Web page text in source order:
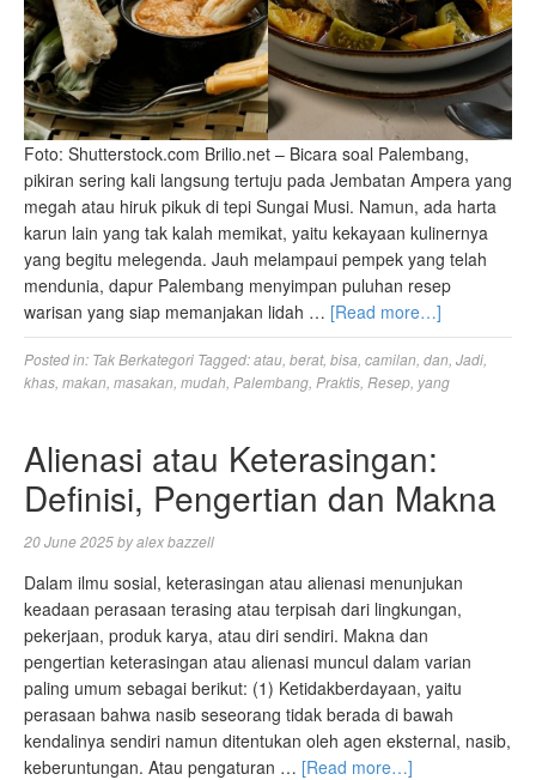
Foto: Shutterstock.com Brilio.net – Bicara soal Palembang,
pikiran sering kali langsung tertuju pada Jembatan Ampera yang
megah atau hiruk pikuk di tepi Sungai Musi. Namun, ada harta
karun lain yang tak kalah memikat, yaitu kekayaan kulinernya
yang begitu melegenda. Jauh melampaui pempek yang telah
mendunia, dapur Palembang menyimpan puluhan resep
warisan yang siap memanjakan lidah … [Read more…]
Posted in: Tak Berkategori Tagged:atau berat, bisa camilan dan Jadi
khas makan masakan mudah Palembang Praktis Resep yang
Alienasi atau Keterasingan:
Definisi, Pengertian dan Makna
20 June 2025byalex bazzell
Dalam ilmu sosial, keterasingan atau alienasi menunjukan
keadaan perasaan terasing atau terpisah dari lingkungan,
pekerjaan, produk karya, atau diri sendiri. Makna dan
pengertian keterasingan atau alienasi muncul dalam varian
paling umum sebagai berikut: (1) Ketidakberdayaan, yaitu
perasaan bahwa nasib seseorang tidak berada di bawah
kendalinya sendiri namun ditentukan oleh agen eksternal, nasib,
keberuntungan. Atau pengaturan … [Read more…]